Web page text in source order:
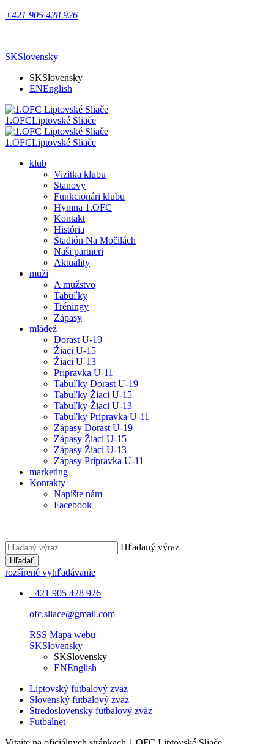
+421 905 428 926
SKSlovensky
SKSlovensky
ENEnglish
1.OFCLiptovské Sliače
1.OFCLiptovské Sliače
klub
Vizitka klubu
Stanovy
Funkcionári klubu
Hymna 1.OFC
Kontakt
História
Štadión Na Močilách
Naši partneri
Aktuality
muži
A mužstvo
Tabuľky
Tréningy
Zápasy
mládež
Dorast U-19
Žiaci U-15
Žiaci U-13
Prípravka U-11
Tabuľky Dorast U-19
Tabuľky Žiaci U-15
Tabuľky Žiaci U-13
Tabuľky Prípravka U-11
Zápasy Dorast U-19
Zápasy Žiaci U-15
Zápasy Žiaci U-13
Zápasy Prípravka U-11
marketing
Kontakty
Napíšte nám
Facebook
Hľadaný výraz
Hľadať
rozšírené vyhľadávanie
+421 905 428 926
ofc.sliace@gmail.com
RSS Mapa webu
SKSlovensky
SKSlovensky
ENEnglish
Liptovský futbalový zväz
Slovenský futbalový zväz
Stredoslovenský futbalový zväz
Futbalnet